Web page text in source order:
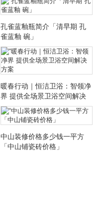
孔雀蓝釉瓶简介「清早期 孔
雀蓝釉 碗」
暖春行动｜恒洁卫浴：智领净
界 提供全场景卫浴空间解决
方案
中山装修价格多少钱一平方
「中山铺瓷砖价格」